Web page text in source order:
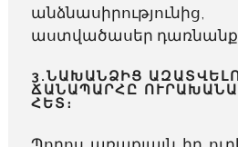
աստվածասեր
3.ՆԱԽԱՆՁԻՑ
ՃԱՆԱՊԱՐՀԸ
ՀԵՏ։